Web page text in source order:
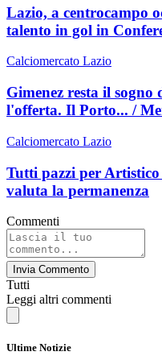
Lazio, a centrocampo
talento in gol in
Calciomercato Lazio
Gimenez resta il
l'offerta. Il Porto... /
Calciomercato Lazio
Tutti pazzi per
valuta la permanenza
Commenti
Invia Commento
Tutti
Leggi altri commenti
Ultime Notizie